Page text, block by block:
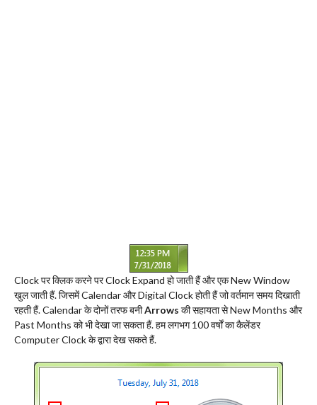
Clock पर क्लिक करने पर Clock Expand हो जाती हैं और एक New Window
खुल जाती हैं. जिसमें Calendar और Digital Clock होती हैं जो वर्तमान समय दिखाती
रहती हैं. Calendar के दोनों तरफ बनीArrows की सहायता से New Months और
Past Months को भी देखा जा सकता हैं. हम लगभग 100 वर्षों का कैलेंडर
Computer Clock के द्वारा देख सकते हैं.